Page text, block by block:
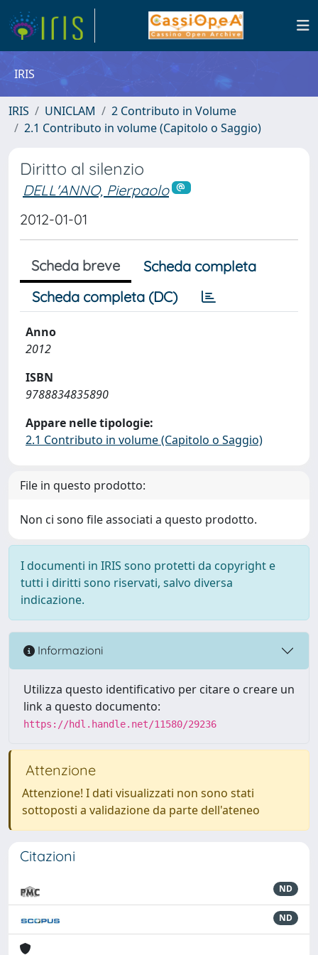
IRIS
IRIS UNICLAM
2 Contributo in Volume
2.1 Contributo in volume (Capitolo o Saggio)
Diritto al silenzio
DELL'ANNO, Pierpaolo
2012-01-01
Scheda breve
Scheda completa
Scheda completa (DC)
Anno
2012
ISBN
9788834835890
Appare nelle tipologie:
2.1 Contributo in volume (Capitolo o Saggio)
File in questo prodotto:
Non ci sono file associati a questo prodotto.
I documenti in IRIS sono protetti da copyright e
tutti i diritti sono riservati, salvo diversa
indicazione.
Informazioni
Utilizza questo identificativo per citare o creare un
link a questo documento:
https://hdl.handle.net/11580/29236
Attenzione
Attenzione! I dati visualizzati non sono stati
sottoposti a validazione da parte dell'ateneo
Citazioni
ND
ND